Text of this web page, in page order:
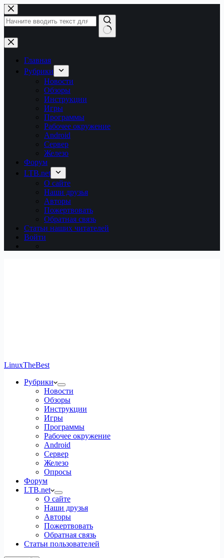
Перейти
к
сути
Ничего
не
найденоГлавная
Рубрики
Новости
Обзоры
Инструкции
Игры
Программы
Рабочее окружение
Android
Сервер
Железо
Форум
LTB.net
О сайте
Наши друзья
Авторы
Пожертвовать
Обратная связь
Статьи наших читателей
Войти
LinuxTheBest
Рубрики
Новости
Обзоры
Инструкции
Игры
Программы
Рабочее окружение
Android
Сервер
Железо
Опросы
Форум
LTB.net
О сайте
Наши друзья
Авторы
Пожертвовать
Обратная связь
Статьи пользователей